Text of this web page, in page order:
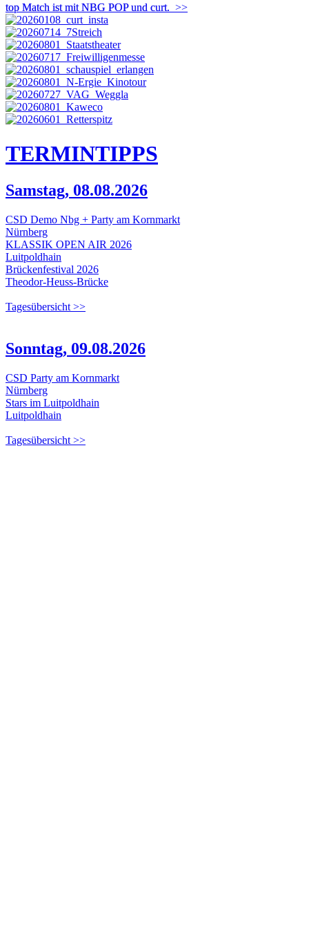
top Match ist mit NBG POP und curt. >>
TERMINTIPPS
Samstag, 08.08.2026
CSD Demo Nbg + Party am Kornmarkt
Nürnberg
KLASSIK OPEN AIR 2026
Luitpoldhain
Brückenfestival 2026
Theodor-Heuss-Brücke
Tagesübersicht >>
Sonntag, 09.08.2026
CSD Party am Kornmarkt
Nürnberg
Stars im Luitpoldhain
Luitpoldhain
Tagesübersicht >>